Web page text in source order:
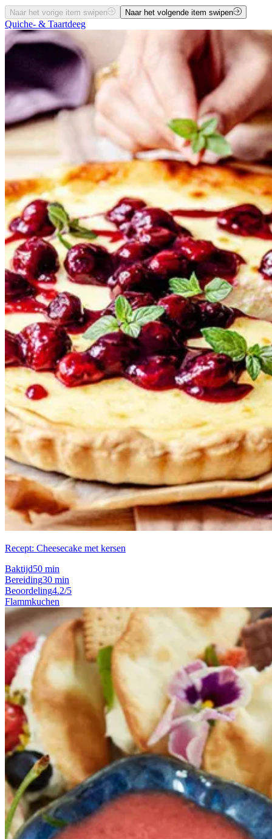
Naar het vorige item swipen Naar het volgende item swipen
Quiche- & Taartdeeg
Recept: Cheesecake met kersen
Baktijd50 min
Bereiding30 min
Beoordeling4.2/5
Flammkuchen